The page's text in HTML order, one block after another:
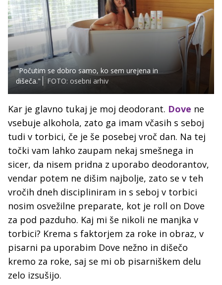
"Počutim se dobro samo, ko sem urejena in
dišeča."
FOTO: osebni arhiv
Kar je glavno tukaj je moj deodorant. Dove ne
vsebuje alkohola, zato ga imam včasih s seboj
tudi v torbici, če je še posebej vroč dan. Na tej
točki vam lahko zaupam nekaj smešnega in
sicer, da nisem pridna z uporabo deodorantov,
vendar potem ne dišim najbolje, zato se v teh
vročih dneh discipliniram in s seboj v torbici
nosim osvežilne preparate, kot je roll on Dove
za pod pazduho. Kaj mi še nikoli ne manjka v
torbici? Krema s faktorjem za roke in obraz, v
pisarni pa uporabim Dove nežno in dišečo
kremo za roke, saj se mi ob pisarniškem delu
zelo izsušijo.